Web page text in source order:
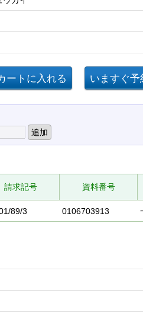
請求記号 資料番号
89/3 0106703913